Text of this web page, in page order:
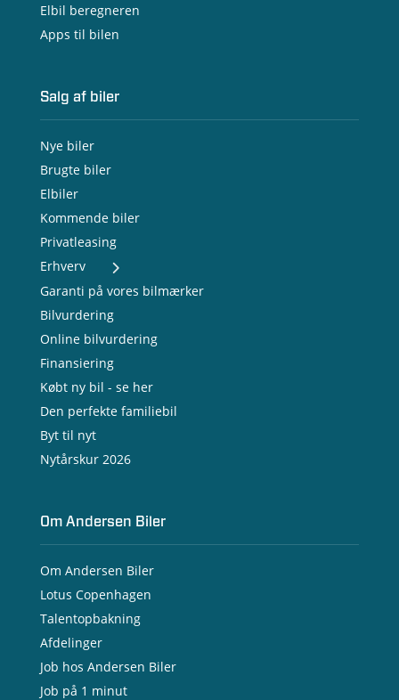
Elbil beregneren
Apps til bilen
Salg af biler
Nye biler
Brugte biler
Elbiler
Kommende biler
Privatleasing
Erhverv
- Nye varebiler
- Brugte varebiler
- Erhvervsleasing
- Testkørsel
- Serviceaftale
- Opladning
Garanti på vores bilmærker
Bilvurdering
Online bilvurdering
Finansiering
Købt ny bil - se her
Den perfekte familiebil
Byt til nyt
Nytårskur 2026
Om Andersen Biler
Om Andersen Biler
Lotus Copenhagen
Talentopbakning
Afdelinger
Job hos Andersen Biler
Job på 1 minut